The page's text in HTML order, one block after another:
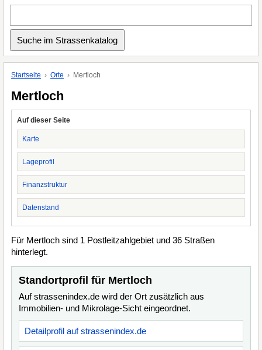
Startseite Orte Mertloch
Mertloch
Auf dieser Seite
Karte
Lageprofil
Finanzstruktur
Datenstand
Für Mertloch sind 1 Postleitzahlgebiet und 36 Straßen
hinterlegt.
Standortprofil für Mertloch
Auf strassenindex.de wird der Ort zusätzlich aus
Immobilien- und Mikrolage-Sicht eingeordnet.
Detailprofil auf strassenindex.de